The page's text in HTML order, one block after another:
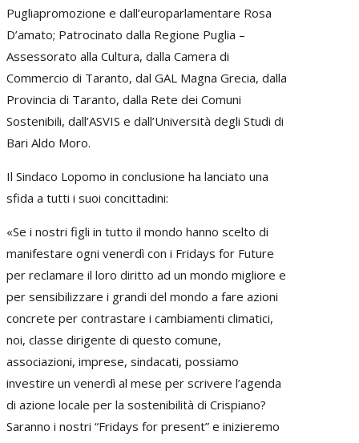
Pugliapromozione e dall’europarlamentare Rosa
D’amato; Patrocinato dalla Regione Puglia –
Assessorato alla Cultura, dalla Camera di
Commercio di Taranto, dal GAL Magna Grecia, dalla
Provincia di Taranto, dalla Rete dei Comuni
Sostenibili, dall’ASVIS e dall’Università degli Studi di
Bari Aldo Moro.
Il Sindaco Lopomo in conclusione ha lanciato una
sfida a tutti i suoi concittadini:
«Se i nostri figli in tutto il mondo hanno scelto di
manifestare ogni venerdì con i Fridays for Future
per reclamare il loro diritto ad un mondo migliore e
per sensibilizzare i grandi del mondo a fare azioni
concrete per contrastare i cambiamenti climatici,
noi, classe dirigente di questo comune,
associazioni, imprese, sindacati, possiamo
investire un venerdì al mese per scrivere l’agenda
di azione locale per la sostenibilità di Crispiano?
Saranno i nostri “Fridays for present” e inizieremo